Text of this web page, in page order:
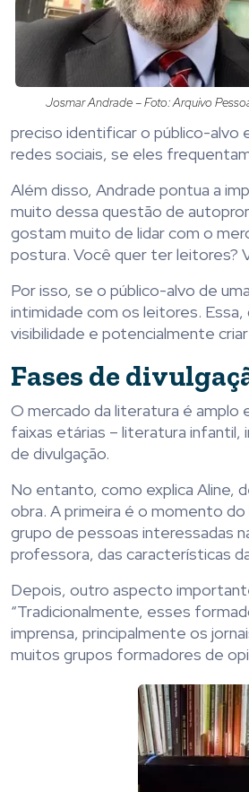
Josmar Andrade – Foto: Arquivo
preciso identificar o público-alvo
redes sociais, se eles
Além disso, Andrade pontua a
muito dessa questão de
gostam muito de lidar com o
postura. Você quer ter leitores?
Por isso, se o público-alvo de
intimidade com os leitores.
visibilidade e potencialmente
Fases de
O mercado da literatura é amplo
faixas etárias – literatura infantil,
de divulgação.
No entanto, como explica Aline,
obra. A primeira é o momento
grupo de pessoas interessadas
professora, das características
Depois, outro aspecto
“Tradicionalmente, esses
imprensa, principalmente os
muitos grupos formadores de